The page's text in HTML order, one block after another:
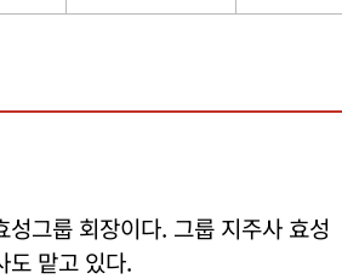
성그룹 회장이다. 그룹 지주사 효성
도 맡고 있다.